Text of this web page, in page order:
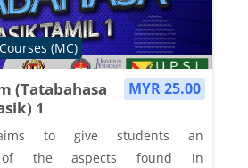
MYR 25.00
(Tatabahasa
1
(MC)
to give students an
of the aspects found in